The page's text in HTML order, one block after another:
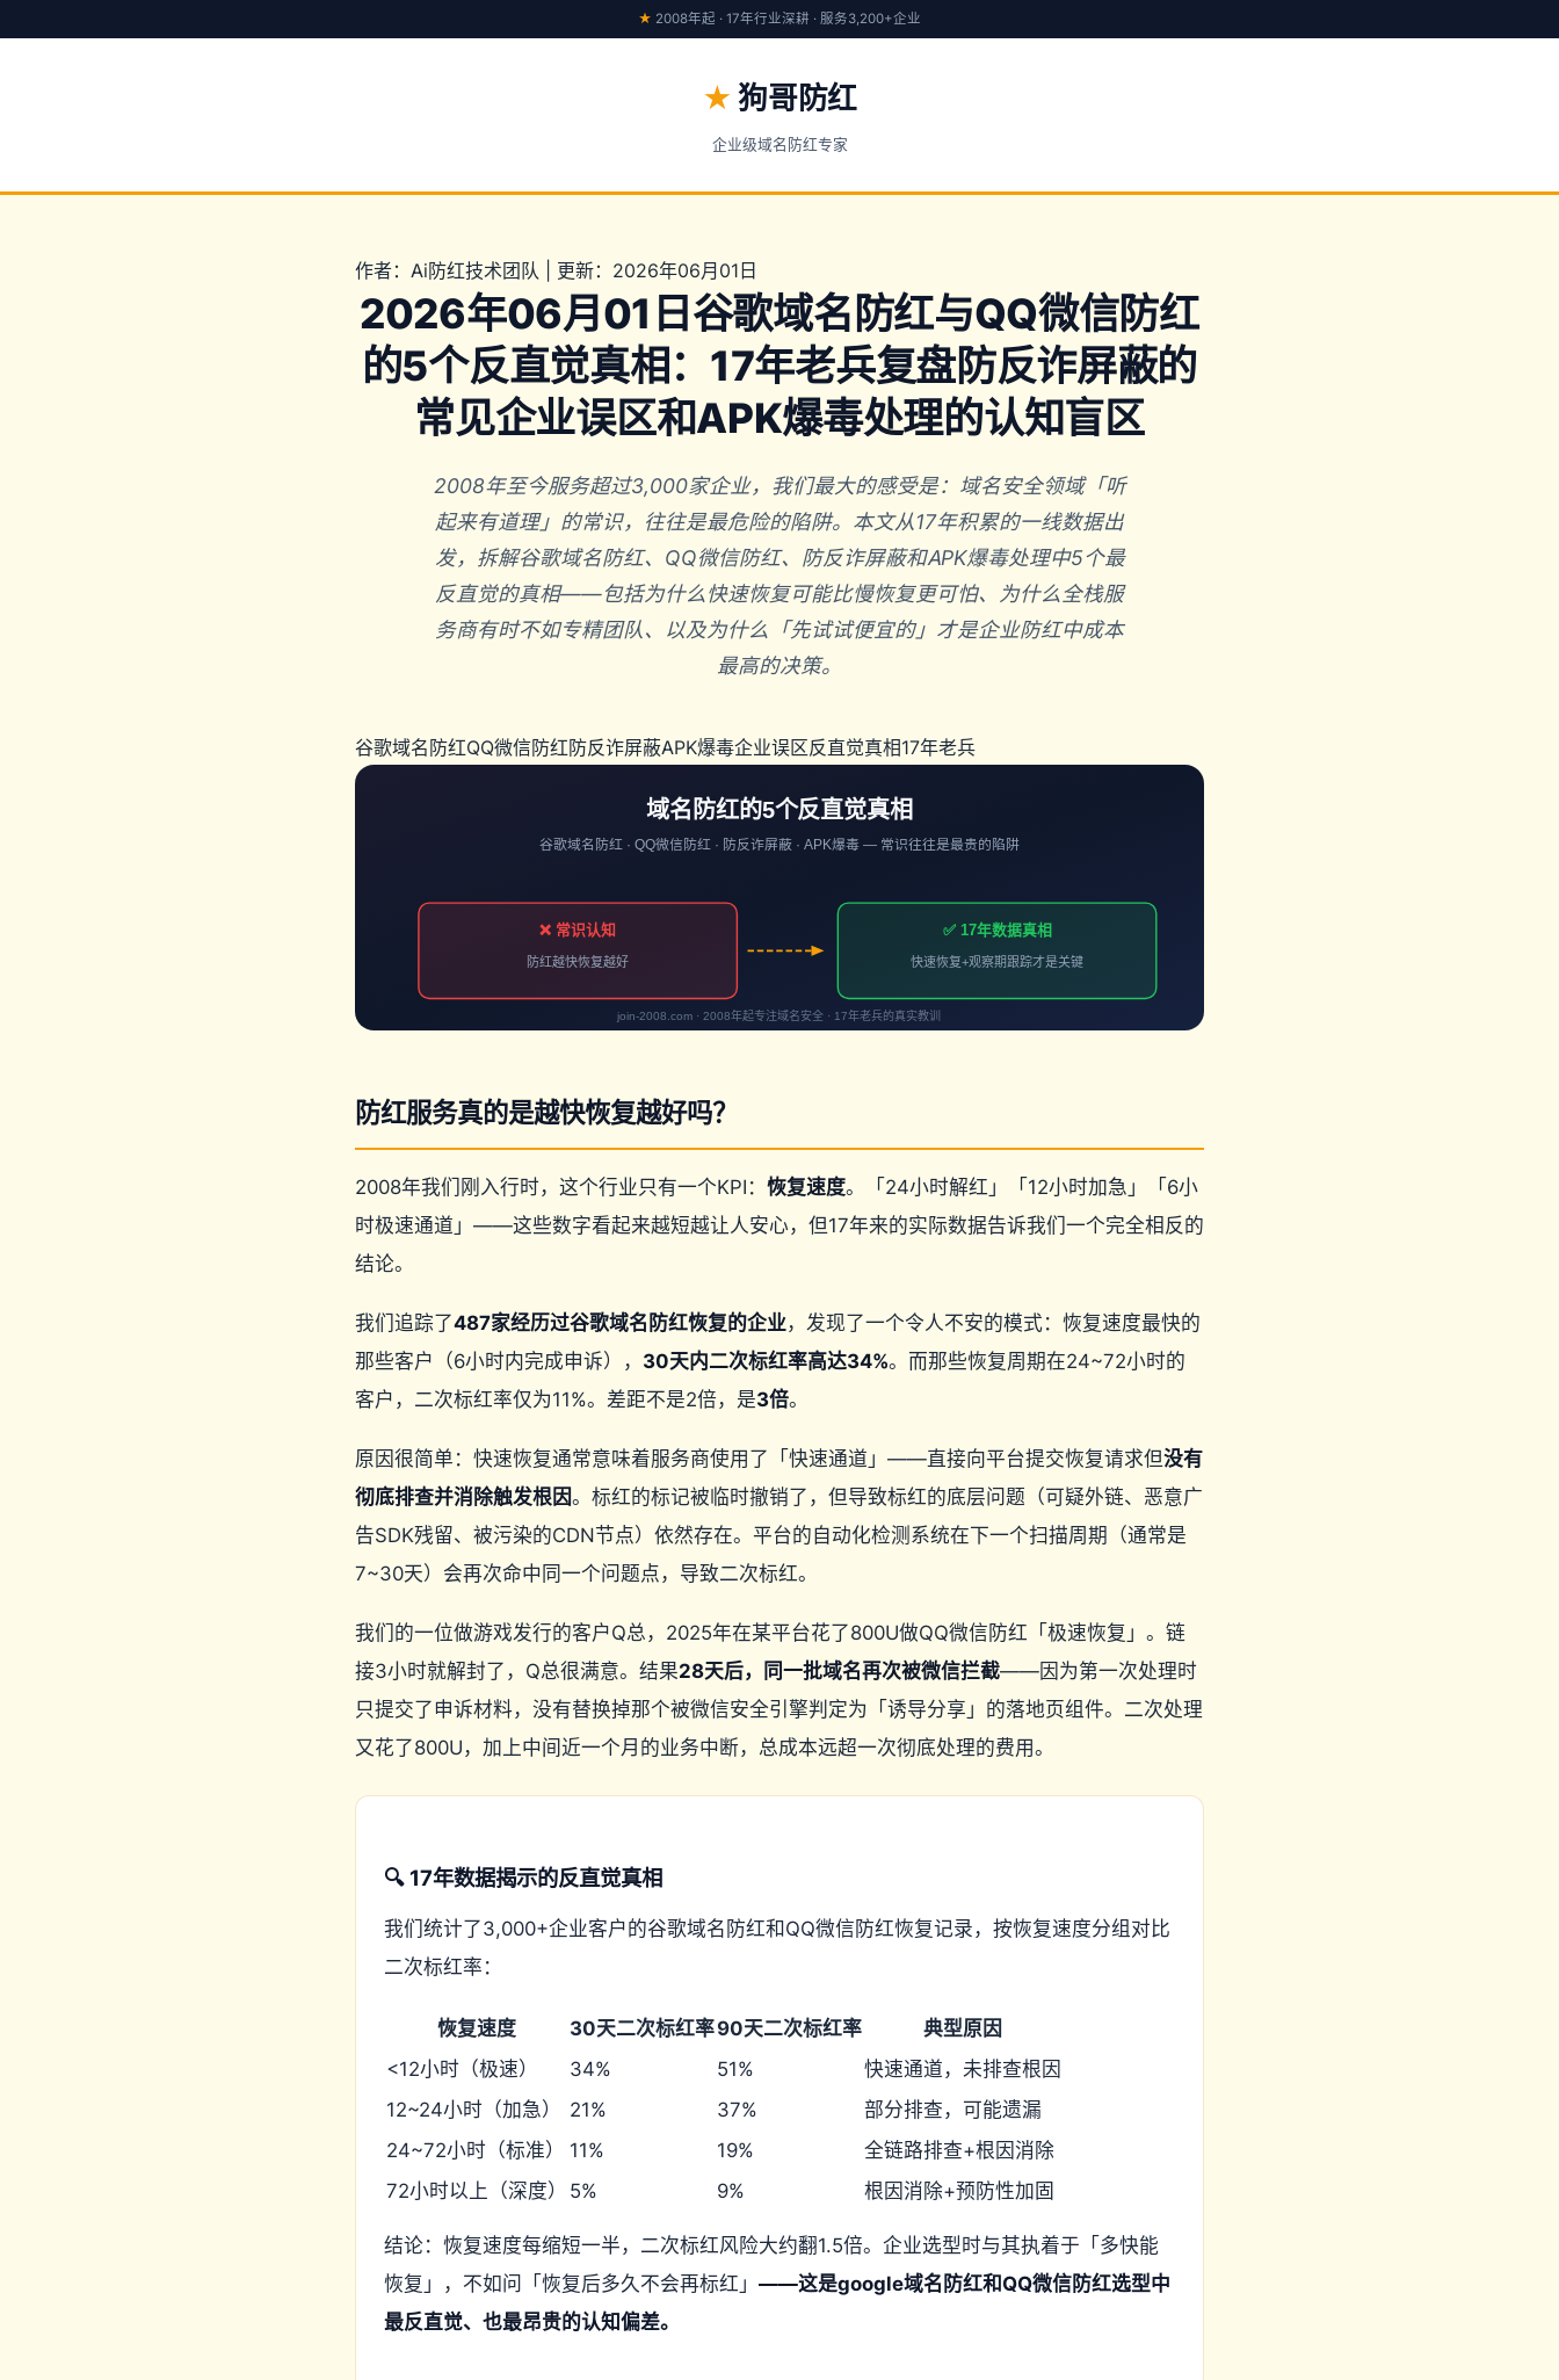
★ 2008年起 · 17年行业深耕 · 服务3,200+企业
★ 狗哥防红
企业级域名防红专家
作者：Ai防红技术团队 | 更新：2026年06月01日
2026年06月01日谷歌域名防红与QQ微信防红
的5个反直觉真相：17年老兵复盘防反诈屏蔽的
常见企业误区和APK爆毒处理的认知盲区
2008年至今服务超过3,000家企业，我们最大的感受是：域名安全领域「听
起来有道理」的常识，往往是最危险的陷阱。本文从17年积累的一线数据出
发，拆解谷歌域名防红、QQ微信防红、防反诈屏蔽和APK爆毒处理中5个最
反直觉的真相——包括为什么快速恢复可能比慢恢复更可怕、为什么全栈服
务商有时不如专精团队、以及为什么「先试试便宜的」才是企业防红中成本
最高的决策。
谷歌域名防红QQ微信防红防反诈屏蔽APK爆毒企业误区反直觉真相17年老兵
❌ 常识认知
防红越快恢复越好
✅ 17年数据真相
快速恢复+观察期跟踪才是关键
域名防红的5个反直觉真相
谷歌域名防红 · QQ微信防红 · 防反诈屏蔽 · APK爆毒 — 常识往往是最贵的陷阱
join-2008.com · 2008年起专注域名安全 · 17年老兵的真实教训
防红服务真的是越快恢复越好吗？
2008年我们刚入行时，这个行业只有一个KPI： 恢复速度。「24小时解红」「12小时加急」「6小
时极速通道」——这些数字看起来越短越让人安心，但17年来的实际数据告诉我们一个完全相反的
结论。
我们追踪了487家经历过谷歌域名防红恢复的企业 ，发现了一个令人不安的模式：恢复速度最快的
那些客户（6小时内完成申诉）， 30天内二次标红率高达34%。而那些恢复周期在24~72小时的
客户，二次标红率仅为11%。差距不是2倍，是3倍。
原因很简单：快速恢复通常意味着服务商使用了「快速通道」——直接向平台提交恢复请求但没有
彻底排查并消除触发根因。标红的标记被临时撤销了，但导致标红的底层问题（可疑外链、恶意广
告SDK残留、被污染的CDN节点）依然存在。平台的自动化检测系统在下一个扫描周期（通常是
7~30天）会再次命中同一个问题点，导致二次标红。
我们的一位做游戏发行的客户Q总，2025年在某平台花了800U做QQ微信防红「极速恢复」。链
接3小时就解封了，Q总很满意。结果28天后，同一批域名再次被微信拦截——因为第一次处理时
只提交了申诉材料，没有替换掉那个被微信安全引擎判定为「诱导分享」的落地页组件。二次处理
又花了800U，加上中间近一个月的业务中断，总成本远超一次彻底处理的费用。
🔍 17年数据揭示的反直觉真相
我们统计了3,000+企业客户的谷歌域名防红和QQ微信防红恢复记录，按恢复速度分组对比
二次标红率：
恢复速度 30天二次标红率90天二次标红率
典型原因
<12小时（极速）
34% 51%
快速通道，未排查根因
12~24小时（加急）
21% 37%
部分排查，可能遗漏
24~72小时（标准）
11% 19%
全链路排查+根因消除
72小时以上（深度）
5% 9% 根因消除+预防性加固
结论：恢复速度每缩短一半，二次标红风险大约翻1.5倍。企业选型时与其执着于「多快能
恢复」，不如问「恢复后多久不会再标红」 ——这是google域名防红和QQ微信防红选型中
最反直觉、也最昂贵的认知偏差。